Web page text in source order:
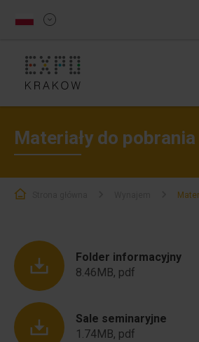
Materiały do pobrania
Folder informacyjny
8.46MB, pdf
Sale seminaryjne
1.74MB, pdf